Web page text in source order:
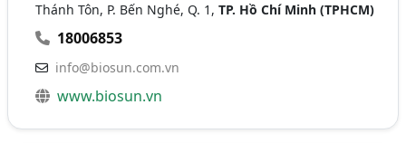
Thánh Tôn, P. Bến Nghé, Q. 1,TP. Hồ Chí Minh (TPHCM)
18006853
info@biosun.com.vn
www.biosun.vn